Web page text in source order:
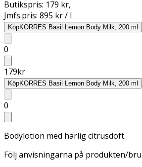
Butikspris: 179 kr,
Jmfs.pris: 895 kr / l
KöpKORRES Basil Lemon Body Milk, 200 ml
0
179kr
KöpKORRES Basil Lemon Body Milk, 200 ml
0
Bodylotion med härlig citrusdoft.
Följ anvisningarna på produkten/